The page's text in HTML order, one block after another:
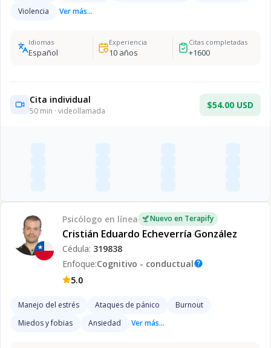
Violencia
Ver más...
Idiomas
Español
Experiencia
10años
Citas completadas
+1600
Cita individual
50 min · videollamada
$54.00 USD
Psicólogo en línea Nuevo en Terapify
Cristián Eduardo Echeverría González
Cédula: 319838
Enfoque:Cognitivo - conductualhelp
5.0
Manejo del estrés Ataques de pánico
Burnout
Miedos y fobias
Ansiedad Ver más...